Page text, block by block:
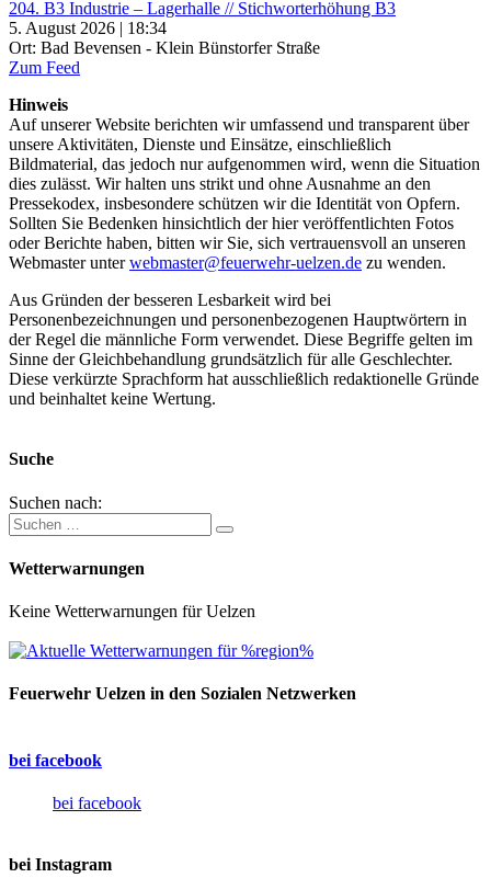
204. B3 Industrie – Lagerhalle // Stichworterhöhung B3
5. August 2026 | 18:34
Ort: Bad Bevensen - Klein Bünstorfer Straße
Zum Feed
Hinweis
Auf unserer Website berichten wir umfassend und transparent über
unsere Aktivitäten, Dienste und Einsätze, einschließlich
Bildmaterial, das jedoch nur aufgenommen wird, wenn die Situation
dies zulässt. Wir halten uns strikt und ohne Ausnahme an den
Pressekodex, insbesondere schützen wir die Identität von Opfern.
Sollten Sie Bedenken hinsichtlich der hier veröffentlichten Fotos
oder Berichte haben, bitten wir Sie, sich vertrauensvoll an unseren
Webmaster unterwebmaster@feuerwehr-uelzen.de zu wenden.
Aus Gründen der besseren Lesbarkeit wird bei
Personenbezeichnungen und personenbezogenen Hauptwörtern in
der Regel die männliche Form verwendet. Diese Begriffe gelten im
Sinne der Gleichbehandlung grundsätzlich für alle Geschlechter.
Diese verkürzte Sprachform hat ausschließlich redaktionelle Gründe
und beinhaltet keine Wertung.
Suche
Suchen nach:
Wetterwarnungen
Keine Wetterwarnungen für Uelzen
Feuerwehr Uelzen in den Sozialen Netzwerken
bei facebook
bei facebook
bei Instagram